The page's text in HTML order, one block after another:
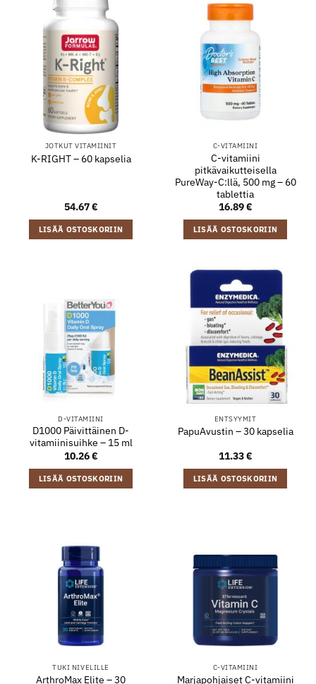
JOTKUT VITAMIINIT
K-RIGHT – 60 kapselia
54.67€
LISÄÄ OSTOSKORIIN
C-VITAMIINI
C-vitamiini
pitkävaikutteisella
PureWay-C:llä, 500 mg – 60
tablettia
16.89€
LISÄÄ OSTOSKORIIN
D-VITAMIINI
D1000 Päivittäinen D-
vitamiinisuihke – 15 ml
10.26€
LISÄÄ OSTOSKORIIN
ENTSYYMIT
PapuAvustin – 30 kapselia
11.33€
LISÄÄ OSTOSKORIIN
TUKI NIVELILLE
ArthroMax Elite – 30
C-VITAMIINI
Marjapohjaiset C-vitamiini